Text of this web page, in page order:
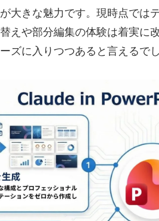
大きな魅力です。現時点では
えや部分編集の体験は着実に
ズに入りつつあると言えるでし